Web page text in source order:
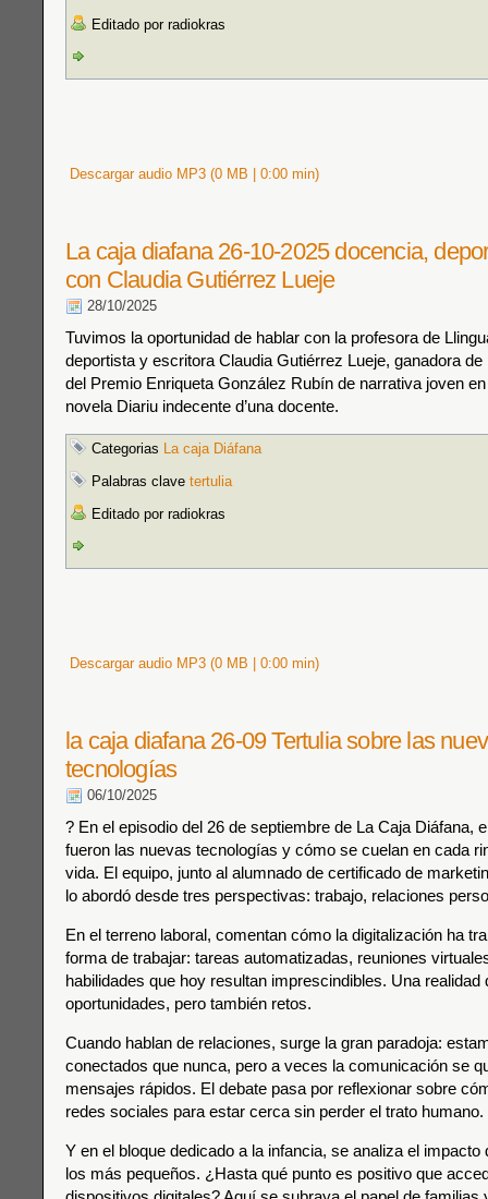
Editado por radiokras
Descargar audio MP3 (0 MB | 0:00 min)
La caja diafana 26-10-2025 docencia,
con Claudia Gutiérrez Lueje
28/10/2025
Tuvimos la oportunidad de hablar con la profesora de
deportista y escritora Claudia Gutiérrez Lueje, ganadora de
del Premio Enriqueta González Rubín de narrativa joven
novela Diariu indecente d’una docente.
Categorias La caja Diáfana
Palabras clave tertulia
Editado por radiokras
Descargar audio MP3 (0 MB | 0:00 min)
la caja diafana 26-09 Tertulia sobre las
tecnologías
06/10/2025
? En el episodio del 26 de septiembre de La Caja Diáfana,
fueron las nuevas tecnologías y cómo se cuelan en cada
vida. El equipo, junto al alumnado de certificado de
lo abordó desde tres perspectivas: trabajo, relaciones
En el terreno laboral, comentan cómo la digitalización ha
forma de trabajar: tareas automatizadas, reuniones
habilidades que hoy resultan imprescindibles. Una realidad
oportunidades, pero también retos.
Cuando hablan de relaciones, surge la gran paradoja:
conectados que nunca, pero a veces la comunicación se
mensajes rápidos. El debate pasa por reflexionar sobre
redes sociales para estar cerca sin perder el trato humano.
Y en el bloque dedicado a la infancia, se analiza el impacto
los más pequeños. ¿Hasta qué punto es positivo que